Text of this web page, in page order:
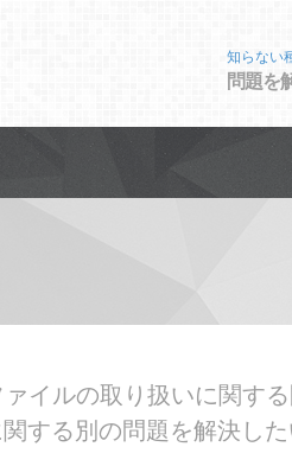
知らない
問題を
イルの取り扱いに関す
する別の問題を解決し